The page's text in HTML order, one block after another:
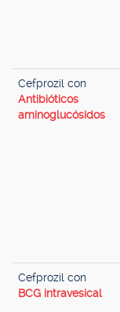
Cefprozil con
Antibióticos
aminoglucósidos
Cefprozil con
BCG intravesical